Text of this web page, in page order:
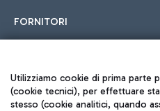
FORNITORI
Seguici sui social
Utilizziamo cookie di prima parte
(cookie tecnici), per effettuare
stesso (cookie analitici, quando